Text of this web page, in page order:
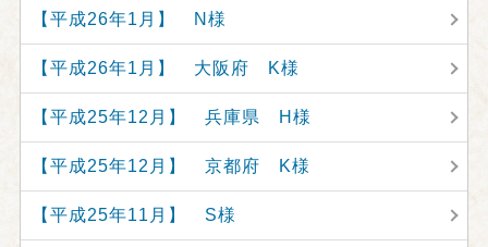
【平成26年1月】 N様
【平成26年1月】 大阪府 K様
【平成25年12月】 兵庫県 H様
【平成25年12月】 京都府 K様
【平成25年11月】 S様